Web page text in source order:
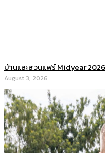
บ้านและสวนแฟร์ Midyear
August 3, 2026